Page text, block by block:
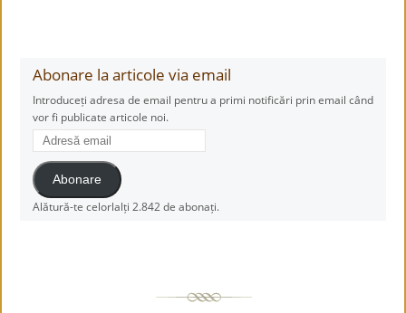
Abonare la articole via email
Introduceți adresa de email pentru a primi notificări prin email când
vor fi publicate articole noi.
Adresă
email
Abonare
Alătură-te celorlalți 2.842 de abonați.